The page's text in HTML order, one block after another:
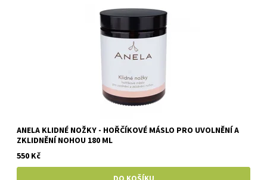
ANELA KLIDNÉ NOŽKY - HOŘČÍKOVÉ MÁSLO PRO UVOLNĚNÍ A
ZKLIDNĚNÍ NOHOU 180 ML
550 Kč